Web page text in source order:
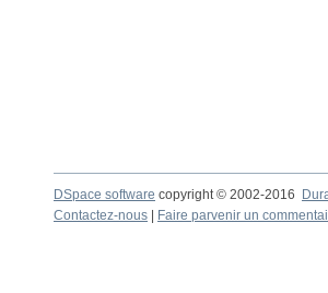
DSpace software copyright © 2002-2016
Contactez-nous
Faire parvenir un